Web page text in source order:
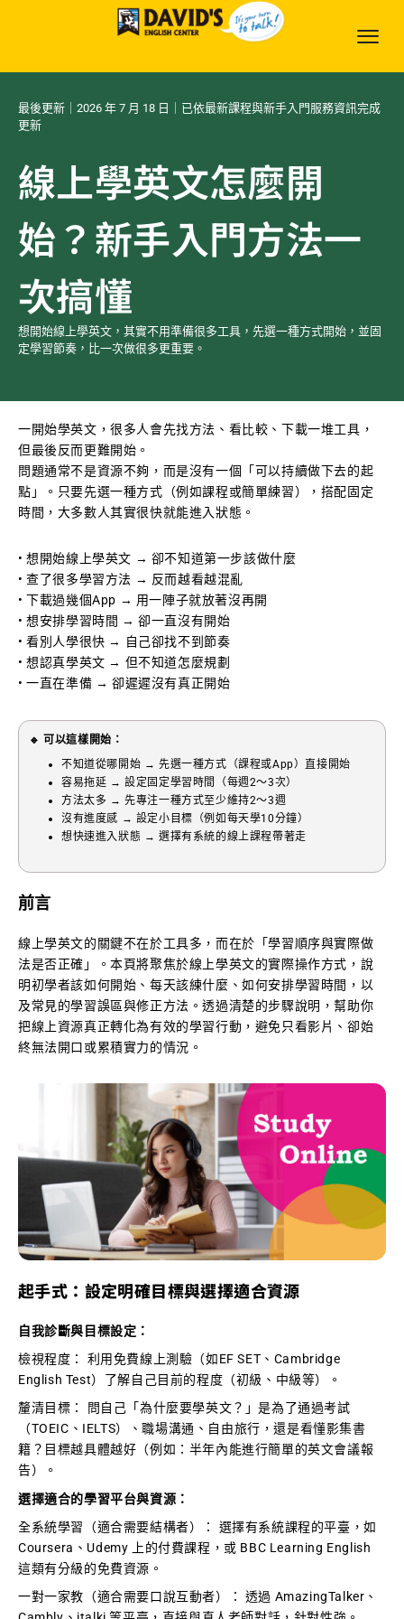
最後更新｜2026 年 7 月 18 日｜已依最新課程與新手入門服務資訊完成
更新
線上學英文怎麼開
始？新手入門方法一
次搞懂
想開始線上學英文，其實不用準備很多工具，先選一種方式開始，並固
定學習節奏，比一次做很多更重要。
一開始學英文，很多人會先找方法、看比較、下載一堆工具，
但最後反而更難開始。
問題通常不是資源不夠，而是沒有一個「可以持續做下去的起
點」。只要先選一種方式（例如課程或簡單練習），搭配固定
時間，大多數人其實很快就能進入狀態。
• 想開始線上學英文 → 卻不知道第一步該做什麼
• 查了很多學習方法 → 反而越看越混亂
• 下載過幾個App → 用一陣子就放著沒再開
• 想安排學習時間 → 卻一直沒有開始
• 看別人學很快 → 自己卻找不到節奏
• 想認真學英文 → 但不知道怎麼規劃
• 一直在準備 → 卻遲遲沒有真正開始
🔹 可以這樣開始：
不知道從哪開始 → 先選一種方式（課程或App）直接開始
容易拖延 → 設定固定學習時間（每週2～3次）
方法太多 → 先專注一種方式至少維持2～3週
沒有進度感 → 設定小目標（例如每天學10分鐘）
想快速進入狀態 → 選擇有系統的線上課程帶著走
前言
線上學英文的關鍵不在於工具多，而在於「學習順序與實際做
法是否正確」。本頁將聚焦於線上學英文的實際操作方式，說
明初學者該如何開始、每天該練什麼、如何安排學習時間，以
及常見的學習誤區與修正方法。透過清楚的步驟說明，幫助你
把線上資源真正轉化為有效的學習行動，避免只看影片、卻始
終無法開口或累積實力的情況。
起手式：設定明確目標與選擇適合資源
自我診斷與目標設定：
檢視程度： 利用免費線上測驗（如EF SET、Cambridge
English Test）了解自己目前的程度（初級、中級等）。
釐清目標： 問自己「為什麼要學英文？」是為了通過考試
（TOEIC、IELTS）、職場溝通、自由旅行，還是看懂影集書
籍？目標越具體越好（例如：半年內能進行簡單的英文會議報
告）。
選擇適合的學習平台與資源：
全系統學習（適合需要結構者）： 選擇有系統課程的平臺，如
Coursera、Udemy 上的付費課程，或 BBC Learning English
這類有分級的免費資源。
一對一家教（適合需要口說互動者）： 透過 AmazingTalker、